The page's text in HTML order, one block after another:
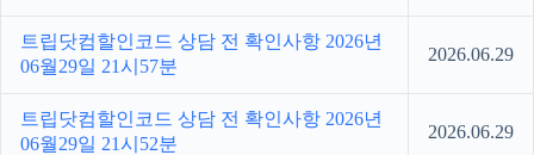
트립닷컴할인코드 상담 전 확인사항 2026년
06월29일 21시57분
2026.06.29
트립닷컴할인코드 상담 전 확인사항 2026년
06월29일 21시52분
2026.06.29